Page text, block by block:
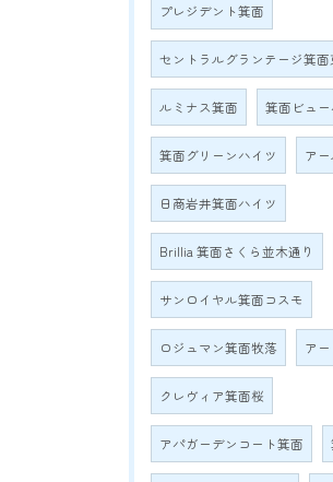
プレジデント箕面
セントラルグランテージ箕面
ルミナス箕面 箕面ビュー
箕面グリーンハイツ ア
日商岩井箕面ハイツ
Brillia 箕面さくら並木通り
サンロイヤル箕面コスモ
ロジュマン箕面牧落 ア
クレヴィア箕面桜
アパガーデンコート箕面